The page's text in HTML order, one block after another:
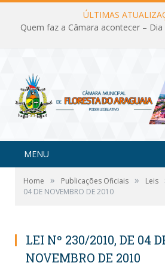
ÚLTIMAS
Quem faz a Câmara acontecer –
MENU
Home » Publicações Oficiais » Leis
04 DE NOVEMBRO DE 2010
LEI Nº 230/2010, DE 04
NOVEMBRO DE 2010